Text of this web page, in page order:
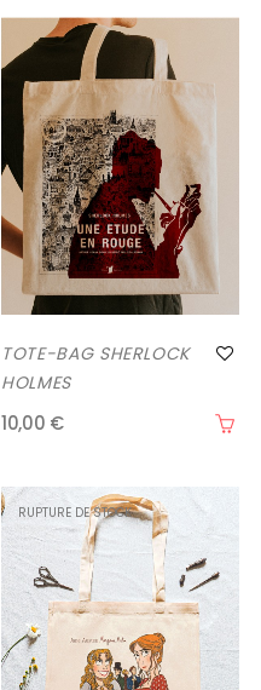
TOTE-BAG SHERLOCK
HOLMES
10,00 €
RUPTURE DE STOCK